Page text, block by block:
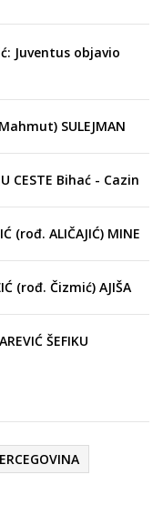
Juventus objavio
SULEJMAN
CESTE Bihać - Cazin
(rođ. ALIČAJIĆ) MINE
(rođ. Čizmić) AJIŠA
ŠEFIKU